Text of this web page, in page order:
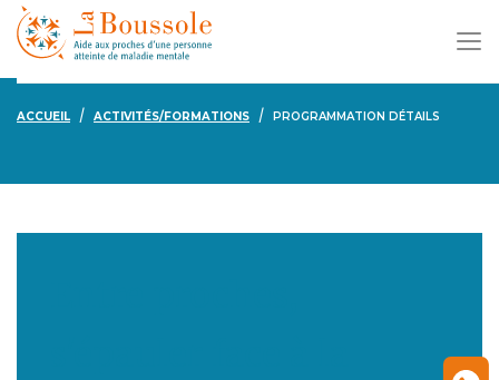
ACCUEIL ACTIVITÉS/FORMATIONS PROGRAMMATION DÉTAILS